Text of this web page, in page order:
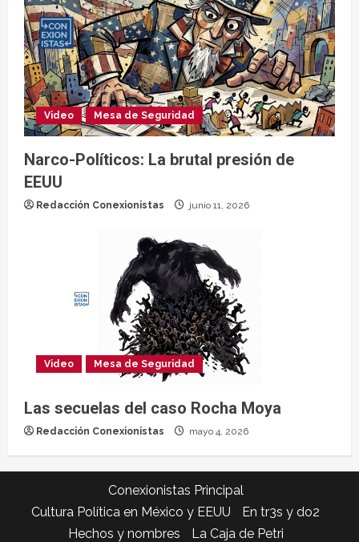
Video Mesa de Seguridad
Narco-Políticos: La brutal presión de
EEUU
Redacción Conexionistas junio 11, 2026
Video Mesa de Seguridad
Las secuelas del caso Rocha Moya
Redacción Conexionistas mayo 4, 2026
Conexionistas Principal
Cultura Política en México y EEUU
En tr3s y do2
Hechos y nombres
La Caja de Petri